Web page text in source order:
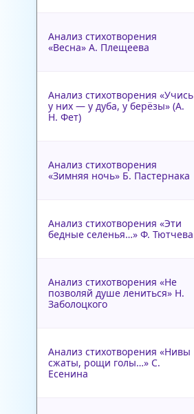
Анализ стихотворения
«Весна» А. Плещеева
Анализ стихотворения «Учись
у них — у дуба, у берёзы» (А.
Н. Фет)
Анализ стихотворения
«Зимняя ночь» Б. Пастернака
Анализ стихотворения «Эти
бедные селенья…» Ф. Тютчева
Анализ стихотворения «Не
позволяй душе лениться» Н.
Заболоцкого
Анализ стихотворения «Нивы
сжаты, рощи голы…» С.
Есенина